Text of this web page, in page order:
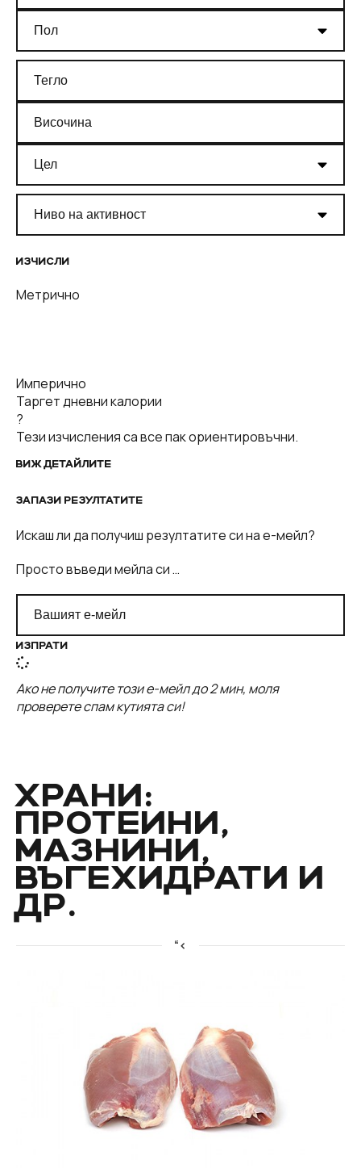
ИЗЧИСЛИ
Метрично
Имперично
Таргет дневни калории
?
Тези изчисления са все пак ориентировъчни.
ВИЖ ДЕТАЙЛИТЕ
ЗАПАЗИ РЕЗУЛТАТИТЕ
Искаш ли да получиш резултатите си на е-мейл?
Просто въведи мейла си …
ИЗПРАТИ
Ако не получите този е-мейл до 2 мин, моля
проверете спам кутията си!
ХРАНИ:
ПРОТЕИНИ,
МАЗНИНИ,
ВЪГЕХИДРАТИ И
ДР.
“<